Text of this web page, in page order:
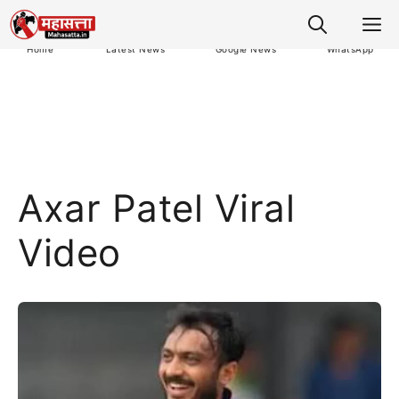
Home Latest News Google News WhatsApp
Axar Patel Viral
Video